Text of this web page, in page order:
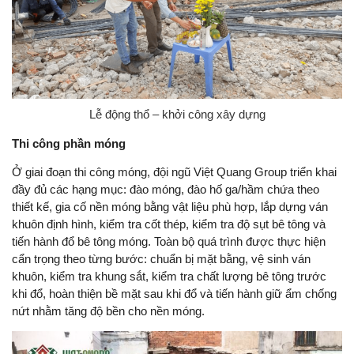
Lễ động thổ – khởi công xây dựng
Thi công phần móng
Ở giai đoạn thi công móng, đội ngũ Việt Quang Group triển khai
đầy đủ các hạng mục: đào móng, đào hố ga/hầm chứa theo
thiết kế, gia cố nền móng bằng vật liệu phù hợp, lắp dựng ván
khuôn định hình, kiểm tra cốt thép, kiểm tra độ sụt bê tông và
tiến hành đổ bê tông móng. Toàn bộ quá trình được thực hiện
cẩn trọng theo từng bước: chuẩn bị mặt bằng, vệ sinh ván
khuôn, kiểm tra khung sắt, kiểm tra chất lượng bê tông trước
khi đổ, hoàn thiện bề mặt sau khi đổ và tiến hành giữ ẩm chống
nứt nhằm tăng độ bền cho nền móng.